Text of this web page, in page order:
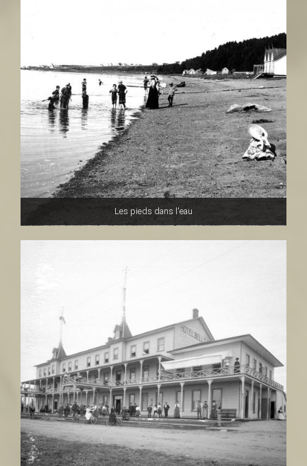
Les pieds dans l'eau